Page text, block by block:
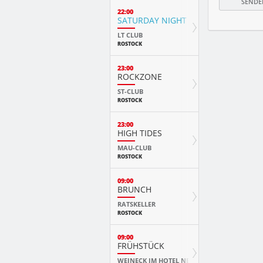
22:00
SATURDAY NIGHT FEVER
LT CLUB
ROSTOCK
23:00
ROCKZONE
ST-CLUB
ROSTOCK
23:00
HIGH TIDES
MAU-CLUB
ROSTOCK
09:00
BRUNCH
RATSKELLER
ROSTOCK
09:00
FRÜHSTÜCK
WEINECK IM HOTEL NEPTUN